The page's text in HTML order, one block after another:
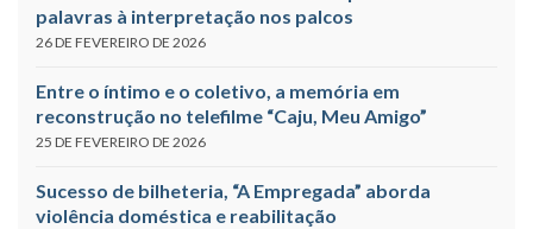
palavras à interpretação nos palcos
26 DE FEVEREIRO DE 2026
Entre o íntimo e o coletivo, a memória em
reconstrução no telefilme “Caju, Meu Amigo”
25 DE FEVEREIRO DE 2026
Sucesso de bilheteria, “A Empregada” aborda
violência doméstica e reabilitação